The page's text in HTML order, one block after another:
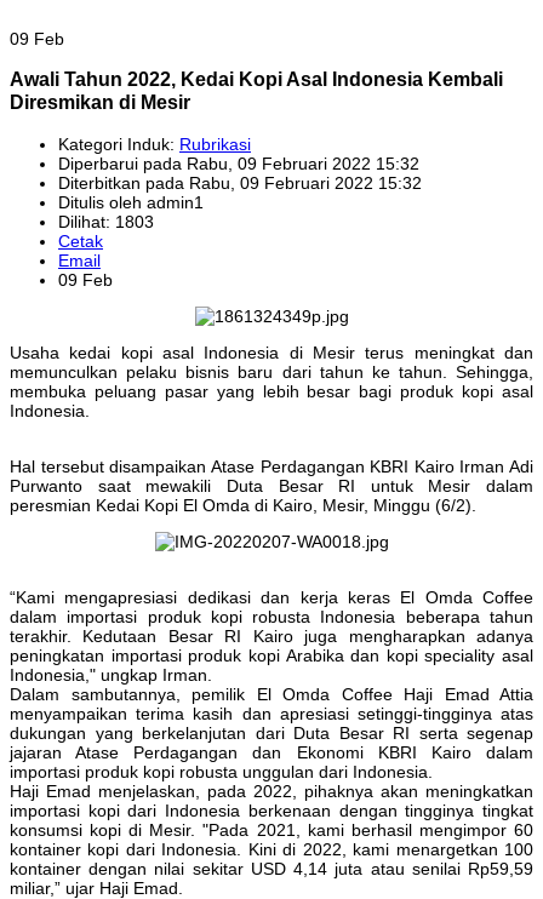
09 Feb
Awali Tahun 2022, Kedai Kopi Asal Indonesia Kembali
Diresmikan di Mesir
Kategori Induk: Rubrikasi
Diperbarui pada Rabu, 09 Februari 2022 15:32
Diterbitkan pada Rabu, 09 Februari 2022 15:32
Ditulis oleh admin1
Dilihat: 1803
Cetak
Email
09 Feb
Usaha kedai kopi asal Indonesia di Mesir terus meningkat dan
memunculkan pelaku bisnis baru dari tahun ke tahun. Sehingga,
membuka peluang pasar yang lebih besar bagi produk kopi asal
Indonesia.
Hal tersebut disampaikan Atase Perdagangan KBRI Kairo Irman Adi
Purwanto saat mewakili Duta Besar RI untuk Mesir dalam
peresmian Kedai Kopi El Omda di Kairo, Mesir, Minggu (6/2).
“Kami mengapresiasi dedikasi dan kerja keras El Omda Coffee
dalam importasi produk kopi robusta Indonesia beberapa tahun
terakhir. Kedutaan Besar RI Kairo juga mengharapkan adanya
peningkatan importasi produk kopi Arabika dan kopi speciality asal
Indonesia," ungkap Irman.
Dalam sambutannya, pemilik El Omda Coffee Haji Emad Attia
menyampaikan terima kasih dan apresiasi setinggi-tingginya atas
dukungan yang berkelanjutan dari Duta Besar RI serta segenap
jajaran Atase Perdagangan dan Ekonomi KBRI Kairo dalam
importasi produk kopi robusta unggulan dari Indonesia.
Haji Emad menjelaskan, pada 2022, pihaknya akan meningkatkan
importasi kopi dari Indonesia berkenaan dengan tingginya tingkat
konsumsi kopi di Mesir. "Pada 2021, kami berhasil mengimpor 60
kontainer kopi dari Indonesia. Kini di 2022, kami menargetkan 100
kontainer dengan nilai sekitar USD 4,14 juta atau senilai Rp59,59
miliar,” ujar Haji Emad.